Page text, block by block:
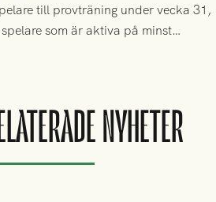
till provträning under vecka 31,
som är aktiva på minst
NYHETER